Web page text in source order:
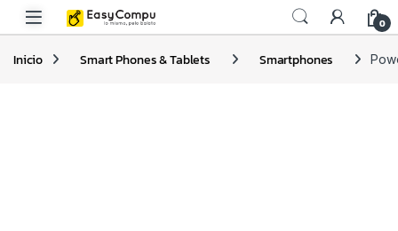
0
Inicio Smart Phones & Tablets Smartphones